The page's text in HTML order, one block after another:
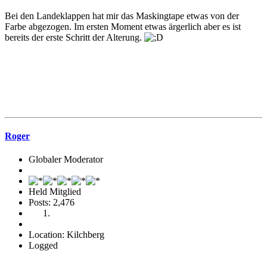
Bei den Landeklappen hat mir das Maskingtape etwas von der
Farbe abgezogen. Im ersten Moment etwas ärgerlich aber es ist
bereits der erste Schritt der Alterung.
Roger
Globaler Moderator
Held Mitglied
Posts: 2,476
Location: Kilchberg
Logged